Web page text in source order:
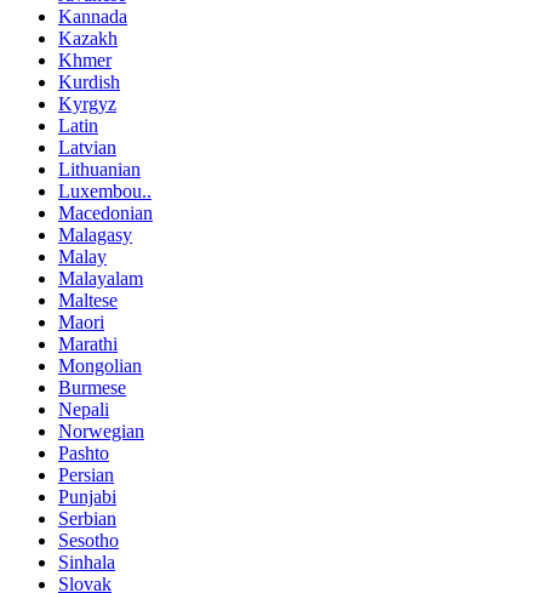
Kannada
Kazakh
Khmer
Kurdish
Kyrgyz
Latin
Latvian
Lithuanian
Luxembou..
Macedonian
Malagasy
Malay
Malayalam
Maltese
Maori
Marathi
Mongolian
Burmese
Nepali
Norwegian
Pashto
Persian
Punjabi
Serbian
Sesotho
Sinhala
Slovak